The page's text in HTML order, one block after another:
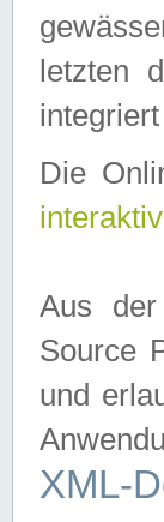
letzten
Die
Aus der
Source
und
XML-